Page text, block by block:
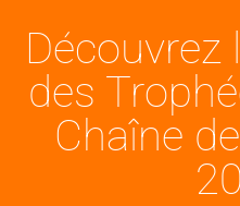
Découvrez
des
Chaîne